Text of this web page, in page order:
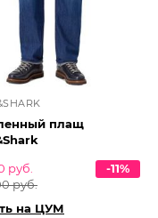
плащ
руб.
руб.
-11%
на ЦУМ